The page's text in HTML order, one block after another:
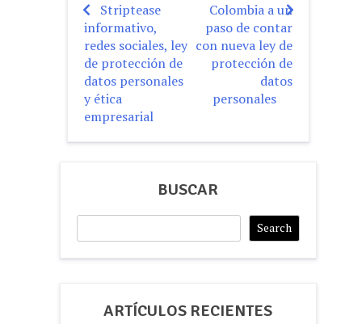
Post
navigation
Striptease
informativo,
redes sociales, ley
de protección de
datos personales
y ética
empresarial
Colombia a un
paso de contar
con nueva ley de
protección de
datos
personales
BUSCAR
Search Search
ARTÍCULOS RECIENTES